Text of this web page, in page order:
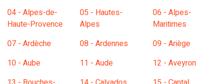
04 - Alpes-de-
Haute-Provence
05 - Hautes-
Alpes
06 - Alpes-
Maritimes
07 - Ardèche
08 - Ardennes
09 - Ariège
10 - Aube
11 - Aude
12 - Aveyron